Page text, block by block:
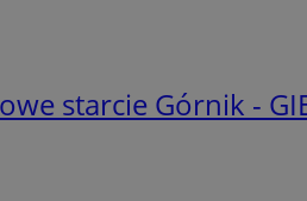
starcie Górnik -